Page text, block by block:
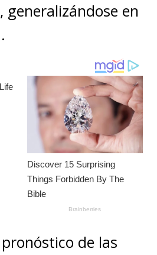
generalizándose en
de las